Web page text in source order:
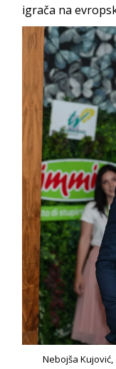
igrača na
Nebojša